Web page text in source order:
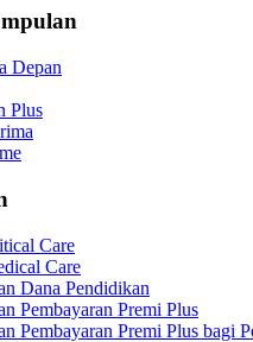
Depan
Plus
Care
Care
Dana Pendidikan
Pembayaran Premi Plus
Pembayaran Premi Plus bagi